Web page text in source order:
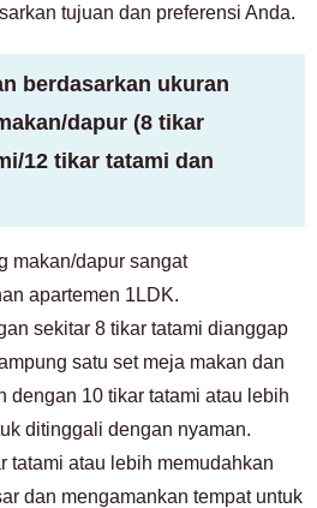
tujuan dan preferensi Anda.
berdasarkan ukuran
dapur (8 tikar
12 tikar tatami dan
makan/dapur sangat
apartemen 1LDK.
sekitar 8 tikar tatami dianggap
satu set meja makan dan
dengan 10 tikar tatami atau lebih
ditinggali dengan nyaman.
tatami atau lebih memudahkan
dan mengamankan tempat untuk